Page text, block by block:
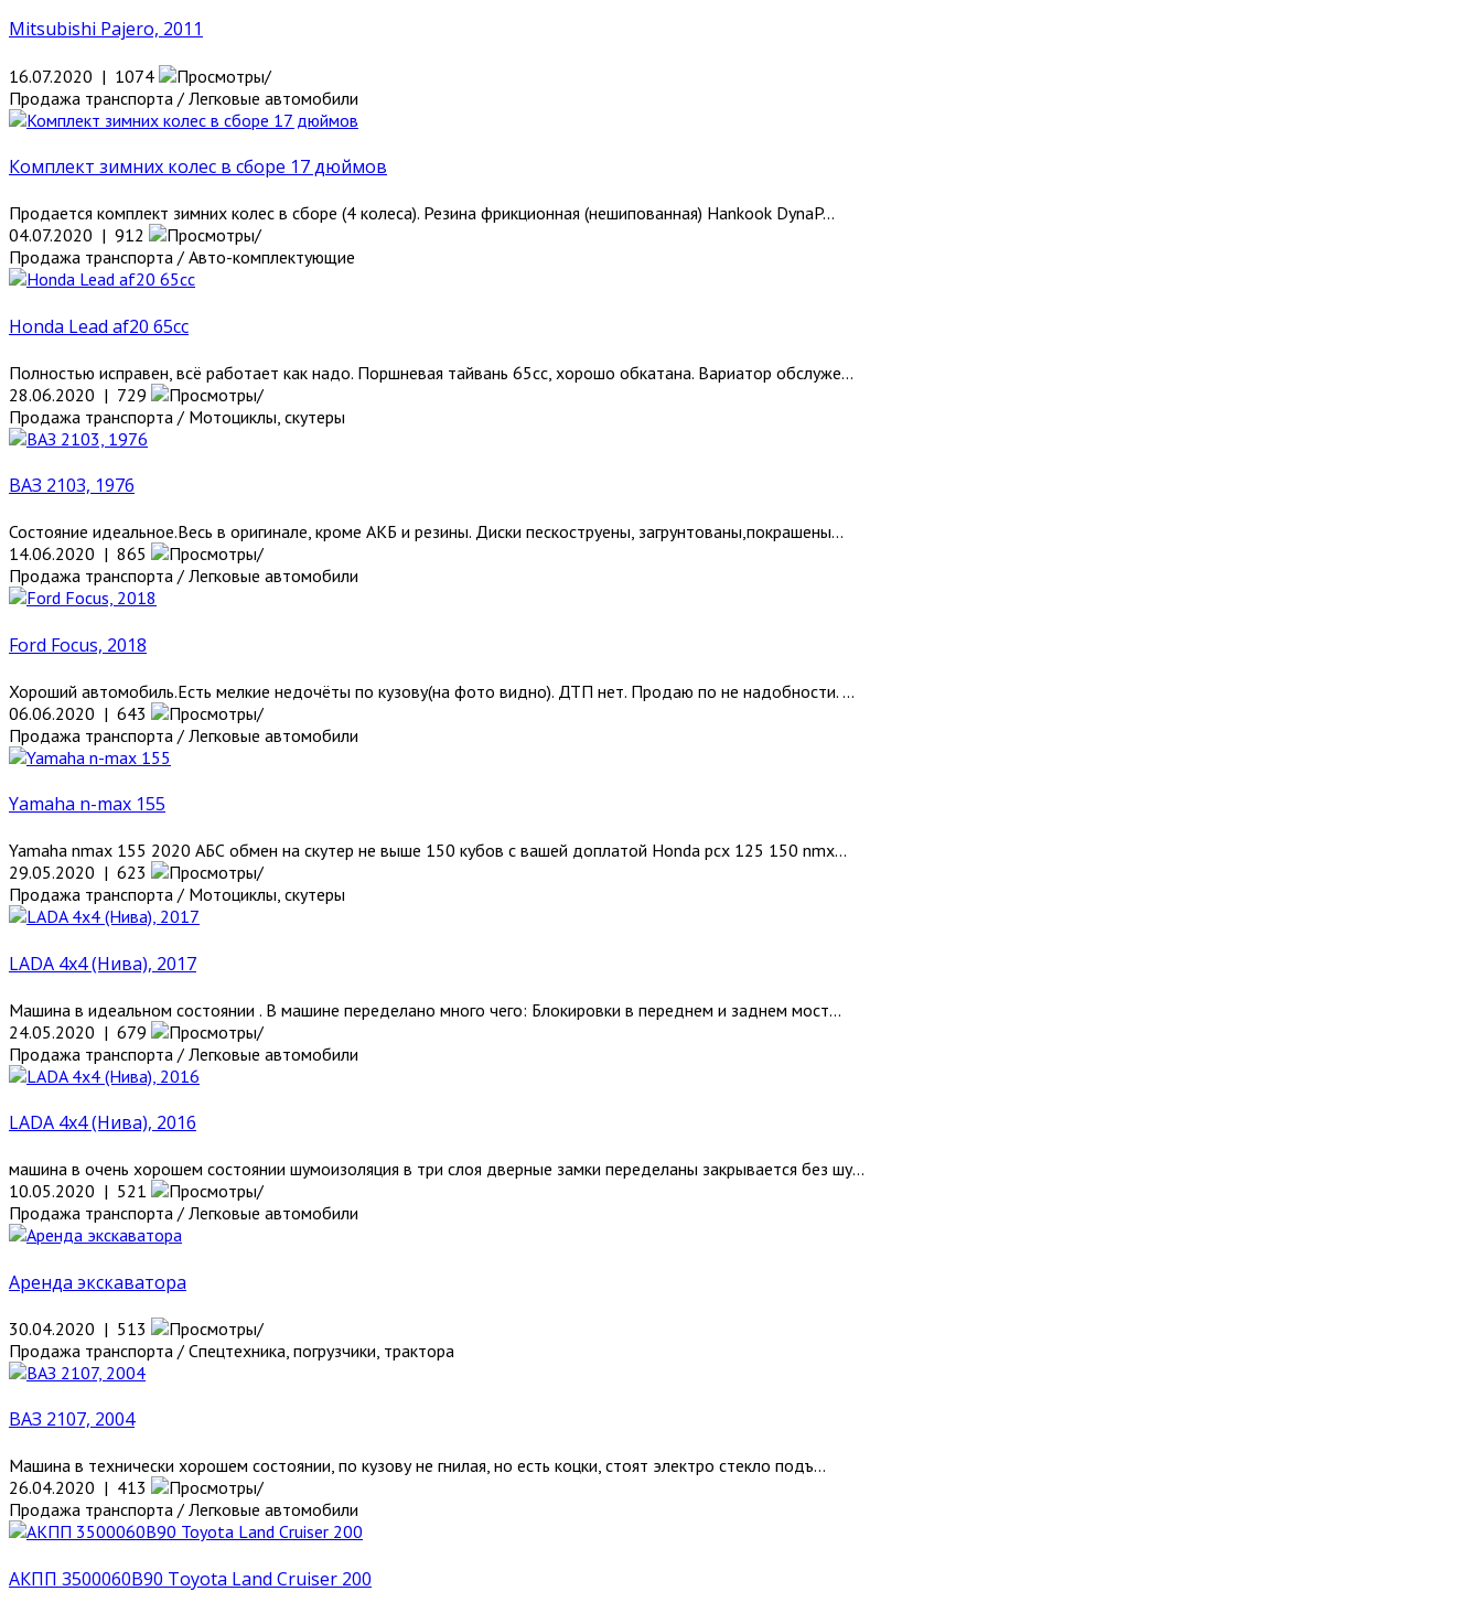
Mitsubishi Pajero, 2011
16.07.2020 | 1074
Продажа транспорта / Легковые автомобили
Комплект зимних колес в сборе 17 дюймов
Продается комплект зимних колес в сборе (4 колеса). Резина фрикционная (нешипованная) Hankook DynaP...
04.07.2020 | 912
Продажа транспорта / Авто-комплектующие
Honda Lead af20 65cc
Полностью исправен, всё работает как надо. Поршневая тайвань 65сс, хорошо обкатана. Вариатор обслуже...
28.06.2020 | 729
Продажа транспорта / Мотоциклы, скутеры
ВАЗ 2103, 1976
Состояние идеальное.Весь в оригинале, кроме АКБ и резины. Диски пескоструены, загрунтованы,покрашены...
14.06.2020 | 865
Продажа транспорта / Легковые автомобили
Ford Focus, 2018
Хороший автомобиль.Есть мелкие недочёты по кузову(на фото видно). ДТП нет. Продаю по не надобности. ...
06.06.2020 | 643
Продажа транспорта / Легковые автомобили
Yamaha n-max 155
Yamaha nmax 155 2020 АБС обмен на скутер не выше 150 кубов с вашей доплатой Honda pcx 125 150 nmx...
29.05.2020 | 623
Продажа транспорта / Мотоциклы, скутеры
LADA 4x4 (Нива), 2017
Машина в идеальном состоянии . В машине переделано много чего: Блокировки в переднем и заднем мост...
24.05.2020 | 679
Продажа транспорта / Легковые автомобили
LADA 4x4 (Нива), 2016
машина в очень хорошем состоянии шумоизоляция в три слоя дверные замки переделаны закрывается без шу...
10.05.2020 | 521
Продажа транспорта / Легковые автомобили
Аренда экскаватора
30.04.2020 | 513
Продажа транспорта / Спецтехника, погрузчики, трактора
ВАЗ 2107, 2004
Машина в технически хорошем состоянии, по кузову не гнилая, но есть коцки, стоят электро стекло подъ...
26.04.2020 | 413
Продажа транспорта / Легковые автомобили
АКПП 3500060B90 Toyota Land Cruiser 200